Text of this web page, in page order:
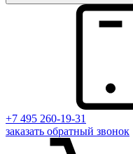
+7 495 260-19-31
заказать обратный звонок